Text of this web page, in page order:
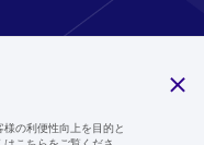
の利便性向上を目的と